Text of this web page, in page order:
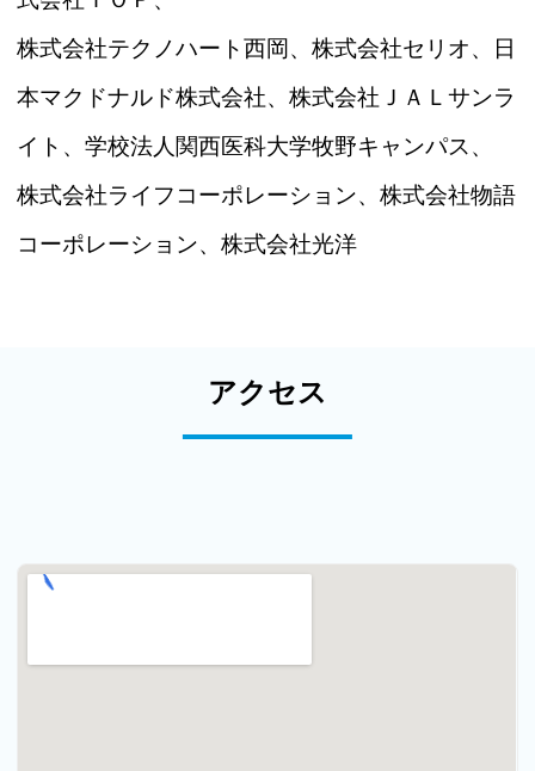
株式会社テクノハート西岡、株式会社セリオ、日
本マクドナルド株式会社、株式会社ＪＡＬサンラ
イト、学校法人関西医科大学牧野キャンパス、
株式会社ライフコーポレーション、株式会社物語
コーポレーション、株式会社光洋
アクセス